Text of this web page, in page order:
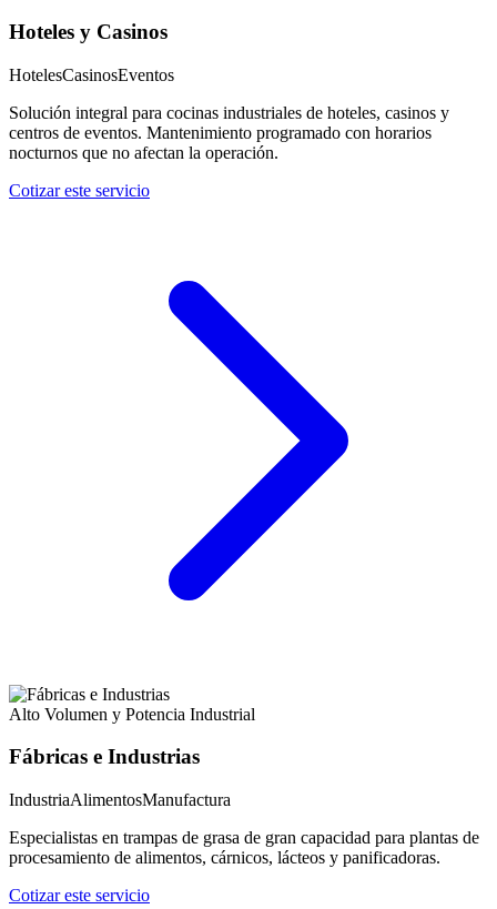
Hoteles y Casinos
HotelesCasinosEventos
Solución integral para cocinas industriales de hoteles, casinos y
centros de eventos. Mantenimiento programado con horarios
nocturnos que no afectan la operación.
Cotizar este servicio
Alto Volumen y Potencia Industrial
Fábricas e Industrias
IndustriaAlimentosManufactura
Especialistas en trampas de grasa de gran capacidad para plantas de
procesamiento de alimentos, cárnicos, lácteos y panificadoras.
Cotizar este servicio